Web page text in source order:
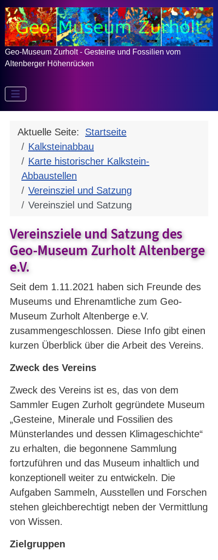
Geo-Museum Zurholt - Gesteine und Fossilien vom
Altenberger Höhenrücken
Aktuelle Seite: Startseite
Kalksteinabbau
Karte historischer Kalkstein-
Abbaustellen
Vereinsziel und Satzung
Vereinsziel und Satzung
Vereinsziele und Satzung des
Geo-Museum Zurholt Altenberge
e.V.
Seit dem 1.11.2021 haben sich Freunde des
Museums und Ehrenamtliche zum Geo-
Museum Zurholt Altenberge e.V.
zusammengeschlossen. Diese Info gibt einen
kurzen Überblick über die Arbeit des Vereins.
Zweck des Vereins
Zweck des Vereins ist es, das von dem
Sammler Eugen Zurholt gegründete Museum
„Gesteine, Minerale und Fossilien des
Münsterlandes und dessen Klimageschichte“
zu erhalten, die begonnene Sammlung
fortzuführen und das Museum inhaltlich und
konzeptionell weiter zu entwickeln. Die
Aufgaben Sammeln, Ausstellen und Forschen
stehen gleichberechtigt neben der Vermittlung
von Wissen.
Zielgruppen